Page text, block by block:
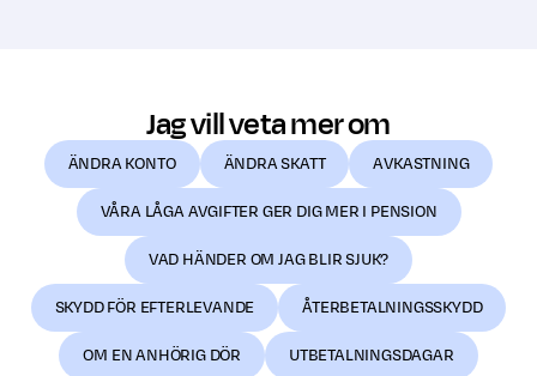
Jag vill veta mer om
ÄNDRA KONTO ÄNDRA SKATT AVKASTNING
VÅRA LÅGA AVGIFTER GER DIG MER I PENSION
VAD HÄNDER OM JAG BLIR SJUK?
SKYDD FÖR EFTERLEVANDE ÅTERBETALNINGSSKYDD
OM EN ANHÖRIG DÖR UTBETALNINGSDAGAR